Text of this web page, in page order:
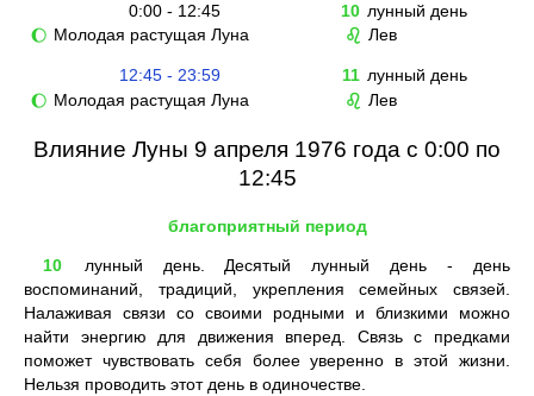
0:00 - 12:45 10 лунный день
🌔 Молодая растущая Луна ♌ Лев
12:45 - 23:59 11 лунный день
🌔 Молодая растущая Луна ♌ Лев
Влияние Луны 9 апреля 1976 года с 0:00 по
12:45
благоприятный период
10
лунный день. Десятый лунный день - день
воспоминаний, традиций, укрепления семейных связей.
Налаживая связи со своими родными и близкими можно
найти энергию для движения вперед. Связь с предками
поможет чувствовать себя более уверенно в этой жизни.
Нельзя проводить этот день в одиночестве.